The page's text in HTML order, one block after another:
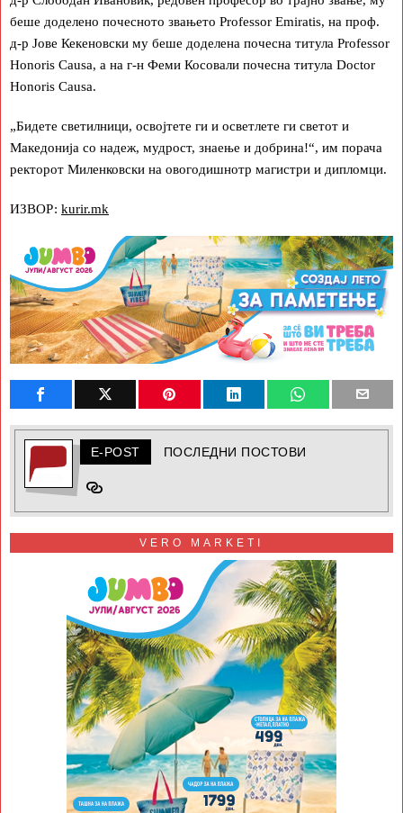
беше доделено почесното звањето Professor Emiratis, на проф.
д-р Јове Кекеновски му беше доделена почесна титула Professor
Honoris Causa, а на г-н Феми Косовали почесна титула Doctor
Honoris Causa.
„Бидете светилници, освојтете ги и осветлете ги светот и
Македонија со надеж, мудрост, знаење и добрина!“, им порача
ректорот Миленковски на овогодишнотр магистри и дипломци.
ИЗВОР: kurir.mk
E-POST ПОСЛЕДНИ ПОСТОВИ
VERO MARKETI